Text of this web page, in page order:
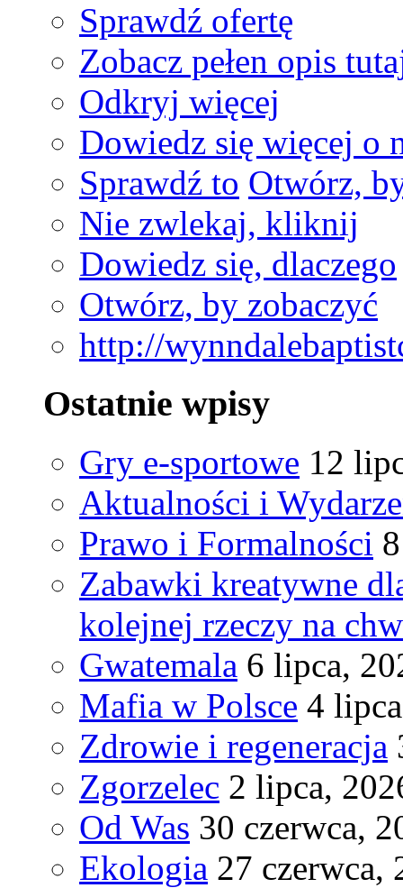
Sprawdź ofertę
Zobacz pełen opis
Odkryj więcej
Dowiedz się więcej o
Sprawdź to Otwórz,
Nie zwlekaj, kliknij
Dowiedz się, dlaczego
Otwórz, by zobaczyć
http://
Ostatnie wpisy
Gry e-sportowe 12
Aktualności i
Prawo i Formalności
Zabawki kreatywne
kolejnej rzeczy na
Gwatemala 6 lipca,
Mafia w Polsce 4
Zdrowie i regeneracja
Zgorzelec 2 lipca,
Od Was 30 czerwca,
Ekologia 27 czerwca,